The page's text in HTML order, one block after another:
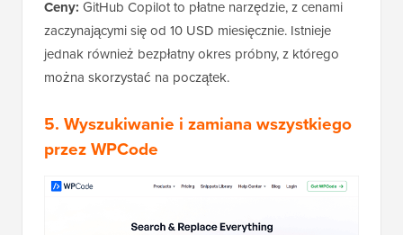
Ceny: GitHub Copilot to płatne narzędzie, z cenami
zaczynającymi się od 10 USD miesięcznie. Istnieje
jednak również bezpłatny okres próbny, z którego
można skorzystać na początek.
5. Wyszukiwanie i zamiana wszystkiego
przez WPCode